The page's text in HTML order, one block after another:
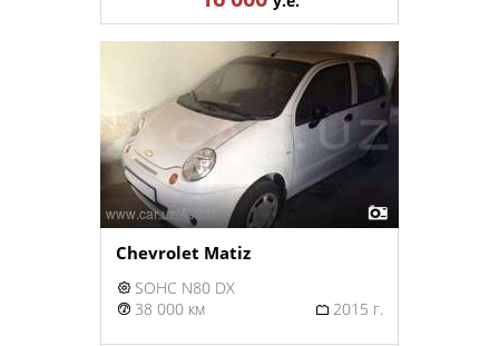
Chevrolet Matiz
SOHC N80 DX
38 000 км
2015 г.